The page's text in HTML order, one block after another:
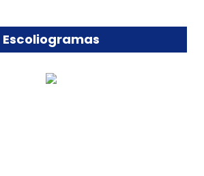
Escoliogramas